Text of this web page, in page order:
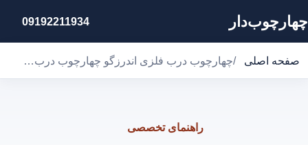
چهارچوب‌دار 09192211934
صفحه اصلی / چهارچوب درب فلزی اندرزگو چهارچوب درب ضد سرقت اندرزگو
راهنمای تخصصی